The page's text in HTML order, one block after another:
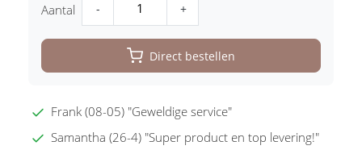
Aantal - +
Direct bestellen
Frank (08-05) "Geweldige service"
Samantha (26-4) "Super product en top levering!"